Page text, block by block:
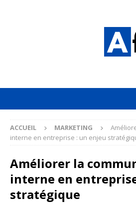
ACCUEIL MARKETING
interne en entreprise : un enjeu
Améliorer la
interne en
stratégique